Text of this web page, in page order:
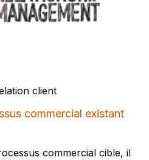
client
commercial existant
commercial cible, il